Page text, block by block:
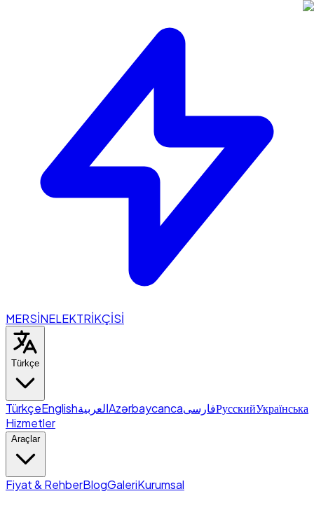
MERSİNELEKTRİKÇİSİ
Türkçe
TürkçeEnglishالعربيةAzərbaycancaفارسیРусскийУкраїнська
Hizmetler
Araçlar
Fiyat & RehberBlogGaleriKurumsal